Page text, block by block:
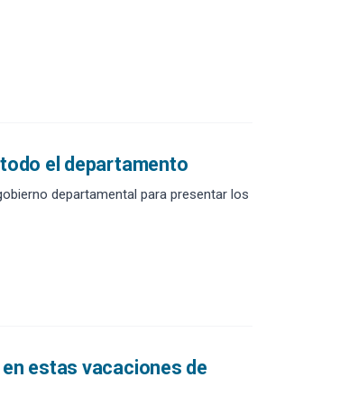
el departamento
departamental para presentar los
estas vacaciones de